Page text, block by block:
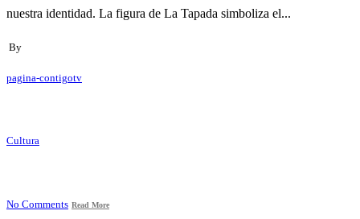
nuestra identidad. La figura de La Tapada simboliza el...
By
pagina-contigotv
Cultura
No Comments Read More